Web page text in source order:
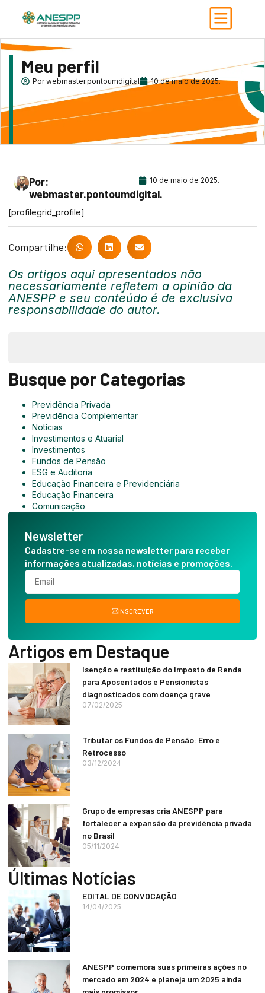
Meu perfil
Porwebmaster.pontoumdigital 10 de maio de 2025.
Por:
webmaster.pontoumdigital.
10 de maio de 2025.
[profilegrid_profile]
Compartilhe:
Os artigos aqui apresentados não
necessariamente refletem a opinião da
ANESPP e seu conteúdo é de exclusiva
responsabilidade do autor.
Busque por Categorias
Previdência Privada
Previdência Complementar
Notícias
Investimentos e Atuarial
Investimentos
Fundos de Pensão
ESG e Auditoria
Educação Financeira e Previdenciária
Educação Financeira
Comunicação
Newsletter
Cadastre-se em nossa newsletter para receber
informações atualizadas, notícias e promoções.
INSCREVER
Artigos em Destaque
Isenção e restituição do Imposto de Renda
para Aposentados e Pensionistas
diagnosticados com doença grave
07/02/2025
Tributar os Fundos de Pensão: Erro e
Retrocesso
03/12/2024
Grupo de empresas cria ANESPP para
fortalecer a expansão da previdência privada
no Brasil
05/11/2024
Últimas Notícias
EDITAL DE CONVOCAÇÃO
14/04/2025
ANESPP comemora suas primeiras ações no
mercado em 2024 e planeja um 2025 ainda